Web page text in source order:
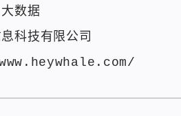
大数据
科技有限公司